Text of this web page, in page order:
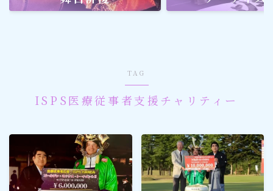
メディア・ネット
ワールドメイト
TAG
ISPS医療従事者支援チャリティー